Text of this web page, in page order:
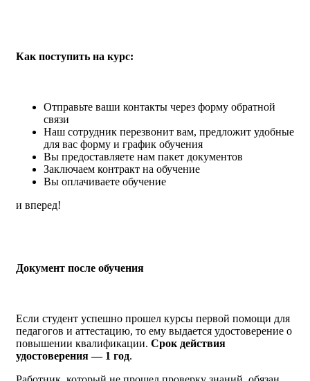
Как поступить на курс:
Отправьте ваши контакты через форму обратной
связи
Наш сотрудник перезвонит вам, предложит удобные
для вас форму и график обучения
Вы предоставляете нам пакет документов
Заключаем контракт на обучение
Вы оплачиваете обучение
и вперед!
Документ после обучения
Если студент успешно прошел курсы первой помощи для
педагогов и аттестацию, то ему выдается удостоверение о
повышении квалификации. Срок действия
удостоверения — 1 год.